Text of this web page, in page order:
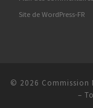
Site de WordPress-FR
© 2026 Commission
–